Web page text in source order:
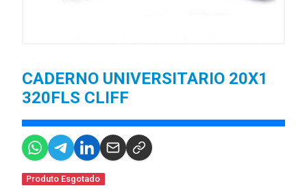
CADERNO UNIVERSITARIO 20X1
320FLS CLIFF
Produto Esgotado